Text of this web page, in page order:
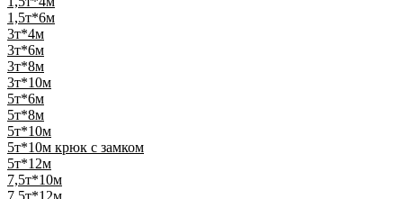
1,5т*6м
3т*4м
3т*6м
3т*8м
3т*10м
5т*6м
5т*8м
5т*10м
5т*10м крюк с замком
5т*12м
7,5т*10м
7,5т*12м